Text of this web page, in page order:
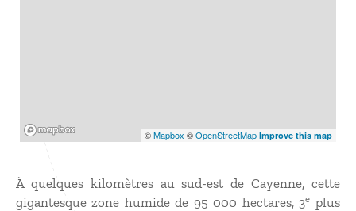
©Mapbox ©OpenStreetMap Improve this map
À quelques kilomètres au sud-est de Cayenne, cette
gigantesque zone humide de 95 000 hectares, 3e plus